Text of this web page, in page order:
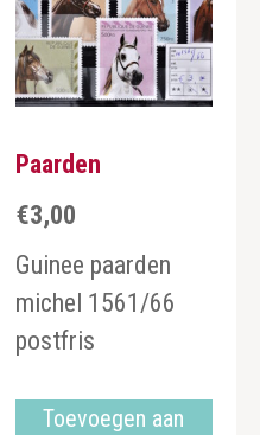
Paarden
€3,00
Guinee paarden
michel 1561/66
postfris
Toevoegen aan